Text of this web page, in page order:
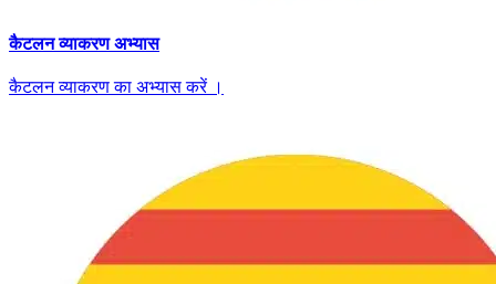
कैटलन व्याकरण अभ्यास
कैटलन व्याकरण का अभ्यास करें ।